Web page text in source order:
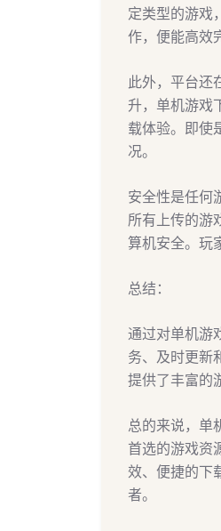
定类型的游戏
作，便能高效
此外，平台还
升，单机游戏
载体验。即使
况。
安全性是任何
所有上传的游
算机安全。玩
总结：
通过对单机游
务、及时更新
提供了丰富的
总的来说，单
首选的游戏资
效、便捷的下
者。